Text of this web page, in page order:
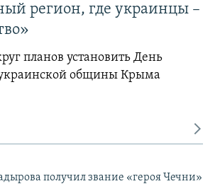
регион, где украинцы –
планов установить День
общины Крыма
получил звание «героя Чечни»